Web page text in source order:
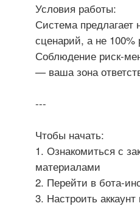
Условия работы:
Система предлагает
сценарий, а не 100%
Соблюдение риск-
— ваша зона
---
Чтобы начать:
1. Ознакомиться с
материалами
2. Перейти в бота-
3. Настроить